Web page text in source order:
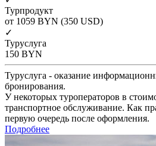
Турпродукт
от 1059 BYN (350 USD)
✓
Туруслуга
150 BYN
Туруслуга - оказание
бронирования.
У некоторых туроператоров в
транспортное обслуживание. Как
первую очередь после оформления.
Подробнее